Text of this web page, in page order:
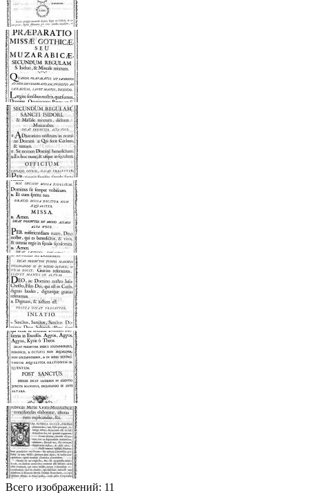
Всего изображений: 11